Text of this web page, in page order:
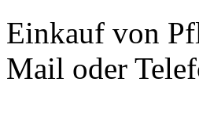
Einkauf von
Mail oder